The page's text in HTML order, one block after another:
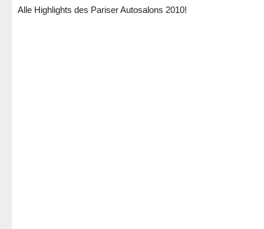
Alle Highlights des Pariser Autosalons 2010!